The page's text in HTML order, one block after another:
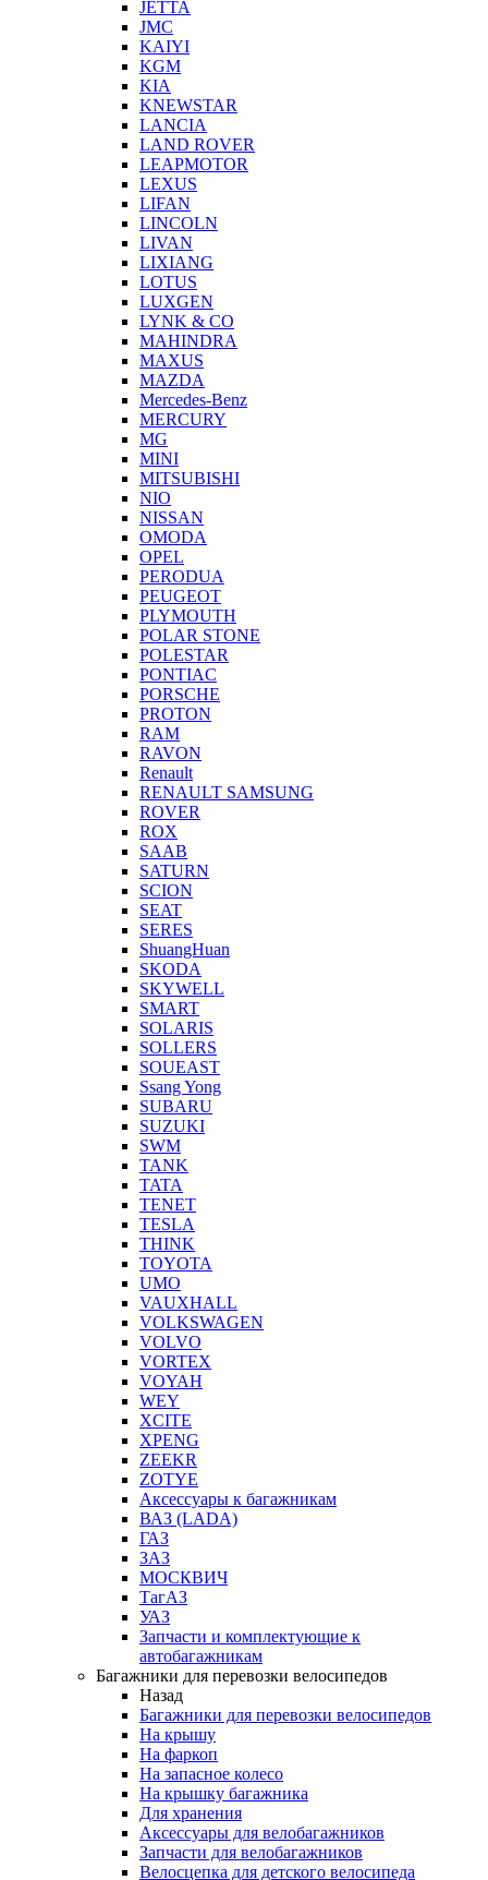
JETTA
JMC
KAIYI
KGM
KIA
KNEWSTAR
LANCIA
LAND ROVER
LEAPMOTOR
LEXUS
LIFAN
LINCOLN
LIVAN
LIXIANG
LOTUS
LUXGEN
LYNK & CO
MAHINDRA
MAXUS
MAZDA
Mercedes-Benz
MERCURY
MG
MINI
MITSUBISHI
NIO
NISSAN
OMODA
OPEL
PERODUA
PEUGEOT
PLYMOUTH
POLAR STONE
POLESTAR
PONTIAC
PORSCHE
PROTON
RAM
RAVON
Renault
RENAULT SAMSUNG
ROVER
ROX
SAAB
SATURN
SCION
SEAT
SERES
ShuangHuan
SKODA
SKYWELL
SMART
SOLARIS
SOLLERS
SOUEAST
Ssang Yong
SUBARU
SUZUKI
SWM
TANK
TATA
TENET
TESLA
THINK
TOYOTA
UMO
VAUXHALL
VOLKSWAGEN
VOLVO
VORTEX
VOYAH
WEY
XCITE
XPENG
ZEEKR
ZOTYE
Аксессуары к багажникам
ВАЗ (LADA)
ГАЗ
ЗАЗ
МОСКВИЧ
ТагАЗ
УАЗ
Запчасти и комплектующие к
автобагажникам
Багажники для перевозки велосипедов
Назад
Багажники для перевозки велосипедов
На крышу
На фаркоп
На запасное колесо
На крышку багажника
Для хранения
Аксессуары для велобагажников
Запчасти для велобагажников
Велосцепка для детского велосипеда